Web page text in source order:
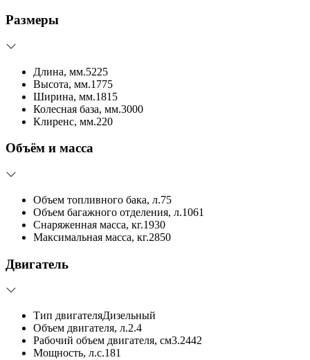
Размеры
Длина, мм.5225
Высота, мм.1775
Ширина, мм.1815
Колесная база, мм.3000
Клиренс, мм.220
Объём и масса
Объем топливного бака, л.75
Объем багажного отделения, л.1061
Снаряженная масса, кг.1930
Максимальная масса, кг.2850
Двигатель
Тип двигателяДизельный
Объем двигателя, л.2.4
Рабочий объем двигателя, см3.2442
Мощность, л.с.181